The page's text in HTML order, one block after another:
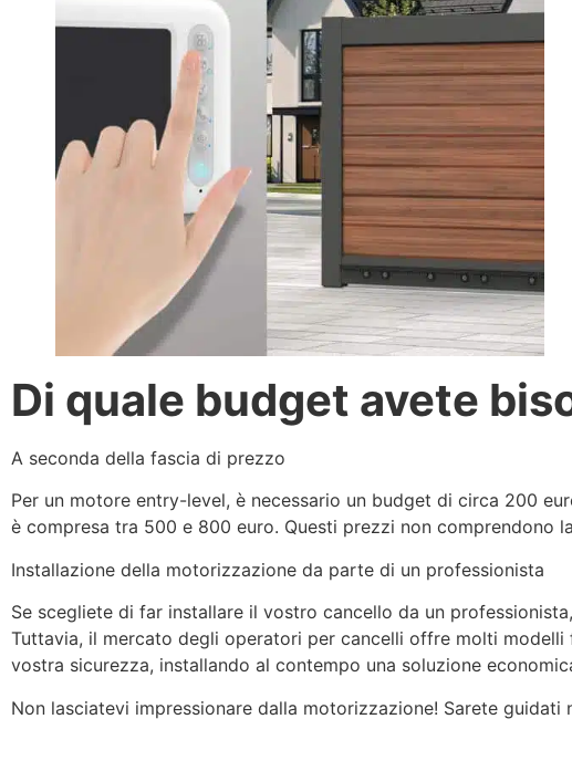
Di quale budget avete
A seconda della fascia di prezzo
Per un motore entry-level, è necessario un budget di circa 200
è compresa tra 500 e 800 euro. Questi prezzi non comprendono
Installazione della motorizzazione da parte di un professionista
Se scegliete di far installare il vostro cancello da un
Tuttavia, il mercato degli operatori per cancelli offre molti
vostra sicurezza, installando al contempo una soluzione
Non lasciatevi impressionare dalla motorizzazione! Sarete